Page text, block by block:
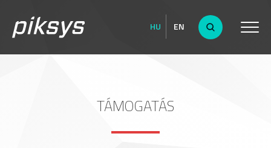
HU EN
TÁMOGATÁS